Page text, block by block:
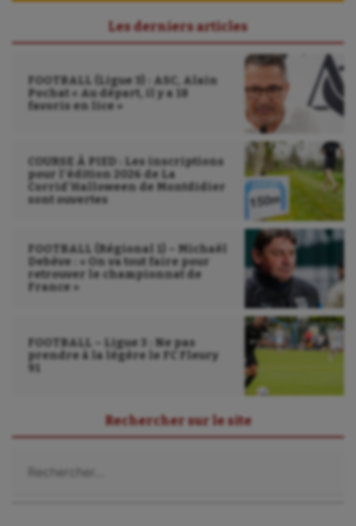
UNSS
Voile
Wakeboard
Water-polo
Les derniers articles
FOOTBALL (Ligue 3) : ASC, Alain
Pochat « Au départ, il y a 18
favoris en lice »
COURSE À PIED : Les inscriptions
pour l’édition 2026 de La
Corrid’Halloween de Montdidier
sont ouvertes
FOOTBALL (Régional 1) – Michaël
Debève : « On va tout faire pour
retrouver le championnat de
France »
FOOTBALL – Ligue 3 : Ne pas
prendre à la légère le FC Fleury
91
Rechercher sur le site